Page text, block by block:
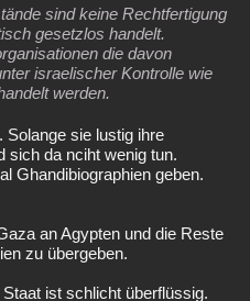
sind keine Rechtfertigung
gesetzlos handelt.
die davon
israelischer Kontrolle wie
werden.
Solange sie lustig ihre
sich da nciht wenig tun.
Ghandibiographien geben.
an Agypten und die Reste
zu übergeben.
ist schlicht überflüssig.